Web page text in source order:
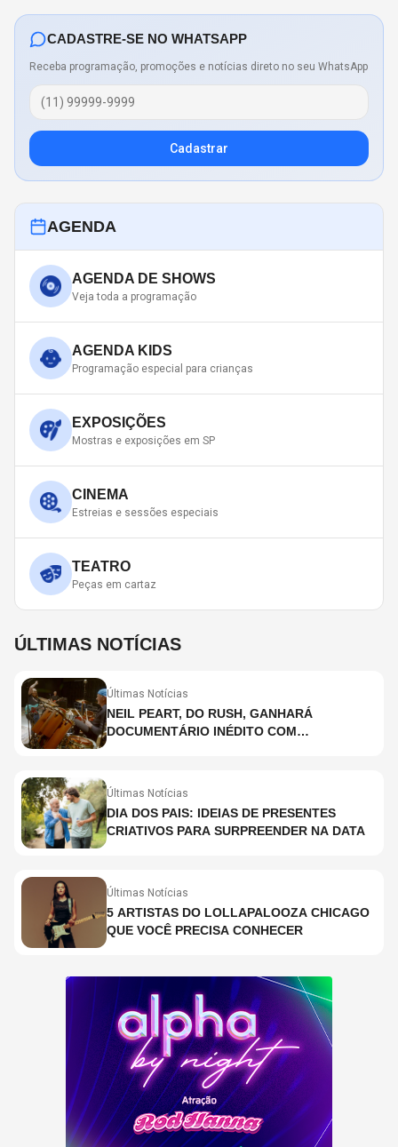
CADASTRE-SE NO WHATSAPP
Receba programação, promoções e notícias direto no seu WhatsApp
Cadastrar
AGENDA
AGENDA DE SHOWS
Veja toda a programação
AGENDA KIDS
Programação especial para crianças
EXPOSIÇÕES
Mostras e exposições em SP
CINEMA
Estreias e sessões especiais
TEATRO
Peças em cartaz
ÚLTIMAS NOTÍCIAS
Últimas Notícias
NEIL PEART, DO RUSH, GANHARÁ
DOCUMENTÁRIO INÉDITO COM
Últimas Notícias
DIA DOS PAIS: IDEIAS DE PRESENTES
CRIATIVOS PARA SURPREENDER NA DATA
Últimas Notícias
5 ARTISTAS DO LOLLAPALOOZA CHICAGO
QUE VOCÊ PRECISA CONHECER